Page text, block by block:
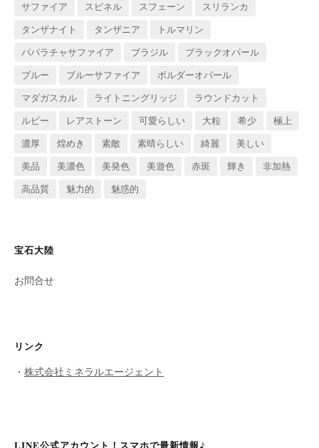
サファイア スピネル スフェーン
スリランカ
タンザナイト
タンザニア
トルマリン
パパラチャサファイア
ブラジル
ブラックオパール
ブルー
ブルーサファイア
ボルダーオパール
マダガスカル
ライトニングリッジ
ラウンドカット
ルビー
レアストーン 可愛らしい 大粒 希少
極上
濃厚
煌めき 素敵 素晴らしい 綺麗
美しい
美品
美濃色 美発色 美遊色 赤斑 輝き
非加熱
高品質
魅力的 魅惑的
宝石大陸
お問合せ
リンク
・ 株式会社ミネラルエージェント
LINE公式アカウント！スマホで最新情報♪